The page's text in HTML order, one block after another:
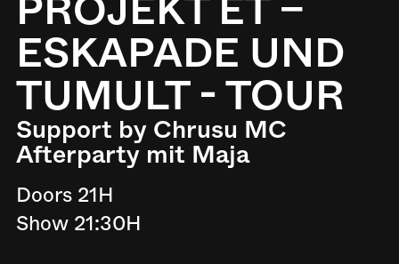
ESKAPADE UND
TUMULT - TOUR
Support by Chrusu MC
Afterparty mit Maja
Doors 21H
Show 21:30H